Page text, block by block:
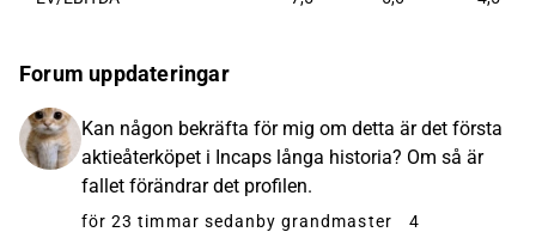
Forum uppdateringar
Kan någon bekräfta för mig om detta är det första
aktieåterköpet i Incaps långa historia? Om så är
fallet förändrar det profilen.
för 23 timmar sedanby grandmaster 4